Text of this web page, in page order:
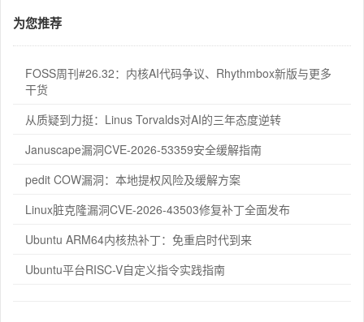
为您推荐
FOSS周刊#26.32：内核AI代码争议、Rhythmbox新版与更多
干货
从质疑到力挺：Linus Torvalds对AI的三年态度逆转
Januscape漏洞CVE-2026-53359安全缓解指南
pedit COW漏洞：本地提权风险及缓解方案
Linux脏克隆漏洞CVE-2026-43503修复补丁全面发布
Ubuntu ARM64内核热补丁：免重启时代到来
Ubuntu平台RISC-V自定义指令实践指南